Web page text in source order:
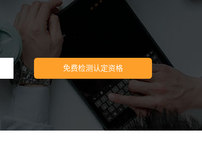
免费检测认定资格